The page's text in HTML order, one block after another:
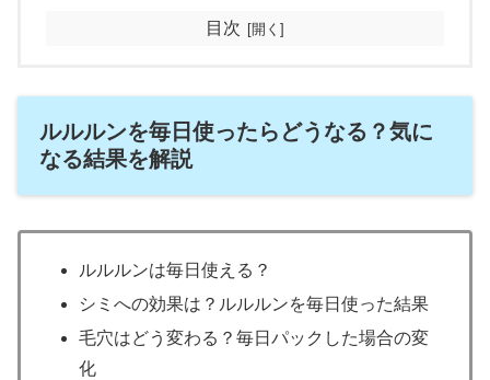
目次
ルルルンを毎日使ったらどうなる？気に
なる結果を解説
ルルルンは毎日使える？
シミへの効果は？ルルルンを毎日使った結果
毛穴はどう変わる？毎日パックした場合の変
化